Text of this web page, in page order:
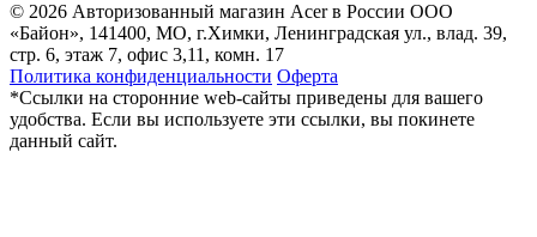
© 2026 Авторизованный магазин Acer в России ООО
«Байон», 141400, МО, г.Химки, Ленинградская ул., влад. 39,
стр. 6, этаж 7, офис 3,11, комн. 17
Политика конфиденциальности Оферта
*Ссылки на сторонние web-сайты приведены для вашего
удобства. Если вы используете эти ссылки, вы покинете
данный сайт.